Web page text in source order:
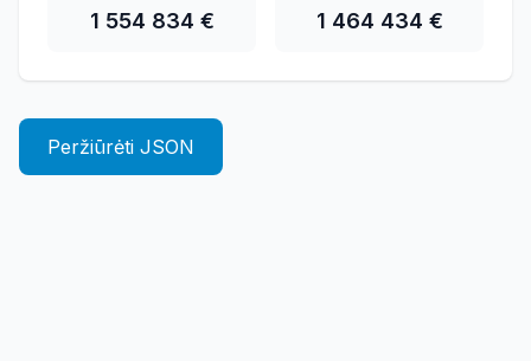
1 554 834 € 1 464 434 €
Peržiūrėti JSON